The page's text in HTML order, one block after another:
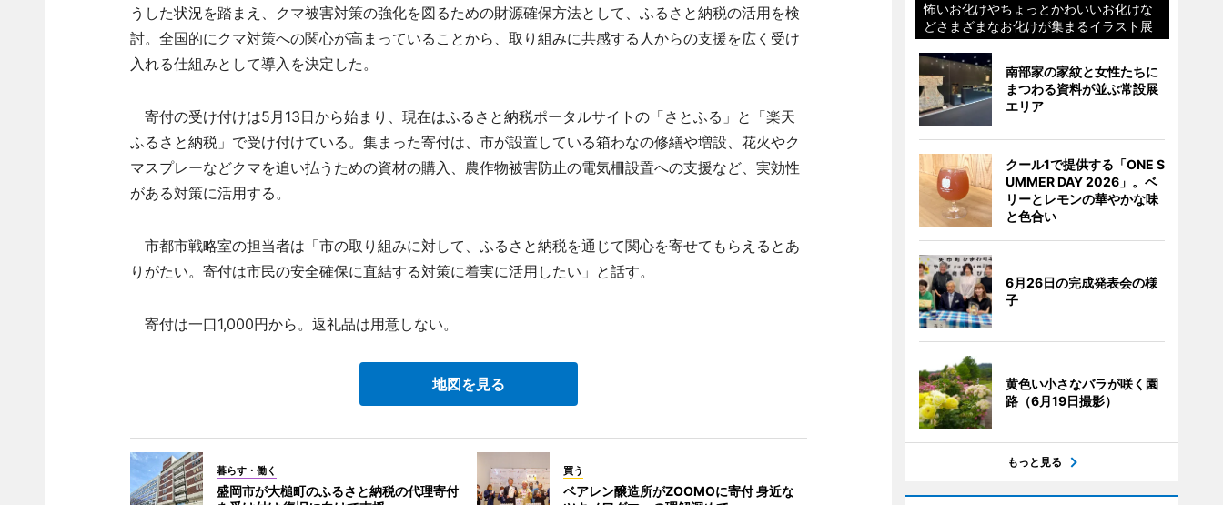
うした状況を踏まえ、クマ被害対策の強化を図るための財源確保方法として、ふるさと納税の活用を検
討。全国的にクマ対策への関心が高まっていることから、取り組みに共感する人からの支援を広く受け
入れる仕組みとして導入を決定した。
寄付の受け付けは5月13日から始まり、現在はふるさと納税ポータルサイトの「さとふる」と「楽天
ふるさと納税」で受け付けている。集まった寄付は、市が設置している箱わなの修繕や増設、花火やク
マスプレーなどクマを追い払うための資材の購入、農作物被害防止の電気柵設置への支援など、実効性
がある対策に活用する。
市都市戦略室の担当者は「市の取り組みに対して、ふるさと納税を通じて関心を寄せてもらえるとあ
りがたい。寄付は市民の安全確保に直結する対策に着実に活用したい」と話す。
寄付は一口1,000円から。返礼品は用意しない。
地図を見る
暮らす・働く
盛岡市が大槌町のふるさと納税の代理寄付
買う
ベアレン醸造所がZOOMOに寄付 身近な
怖いお化けやちょっとかわいいお化けな
どさまざまなお化けが集まるイラスト展
南部家の家紋と女性たちに
まつわる資料が並ぶ常設展
エリア
クール1で提供する「ONE S
UMMER DAY 2026」。ベ
リーとレモンの華やかな味
と色合い
6月26日の完成発表会の様
子
黄色い小さなバラが咲く園
路（6月19日撮影）
もっと見る